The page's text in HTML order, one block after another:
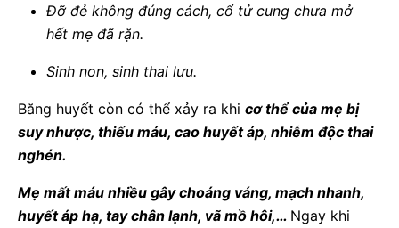
Đỡ đẻ không đúng cách, cổ tử cung chưa mở
hết mẹ đã rặn.
Sinh non, sinh thai lưu.
Băng huyết còn có thể xảy ra khi cơ thể của mẹ bị
suy nhược, thiếu máu, cao huyết áp, nhiễm độc thai
nghén.
Mẹ mất máu nhiều gây choáng váng, mạch nhanh,
huyết áp hạ, tay chân lạnh, vã mồ hôi,… Ngay khi